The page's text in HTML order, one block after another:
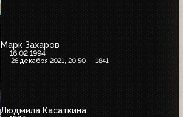
Марк Захаров
16.02.1994
26 декабря 2021, 20:50 1841
Людмила Касаткина